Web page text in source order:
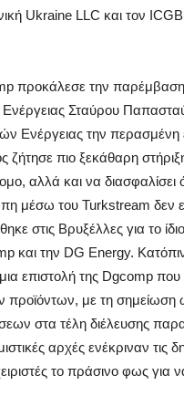
Ukraine LLC και τον
προκάλεσε την
Ενέργειας Σταύρου
Ενέργειας την περασμένη
ζήτησε πιο ξεκάθαρη
αλλά και να διασφαλίσει
μέσω του Turkstream δεν
στις Βρυξέλλες για το
και την DG Energy.
επιστολή της Dgcomp που
προϊόντων, με τη σημείωση
στα τέλη διέλευσης
αρχές ενέκριναν τις
το πράσινο φως για